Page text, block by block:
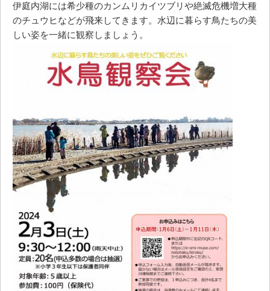
伊庭内湖には希少種のカンムリカイツブリや絶滅危機増大種
のチュウヒなどが飛来してきます。水辺に暮らす鳥たちの美
しい姿を一緒に観察しましょう。